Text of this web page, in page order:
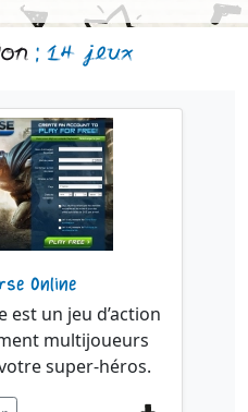
: 14 jeux
Online
est un jeu d’action
multijoueurs
super-héros.